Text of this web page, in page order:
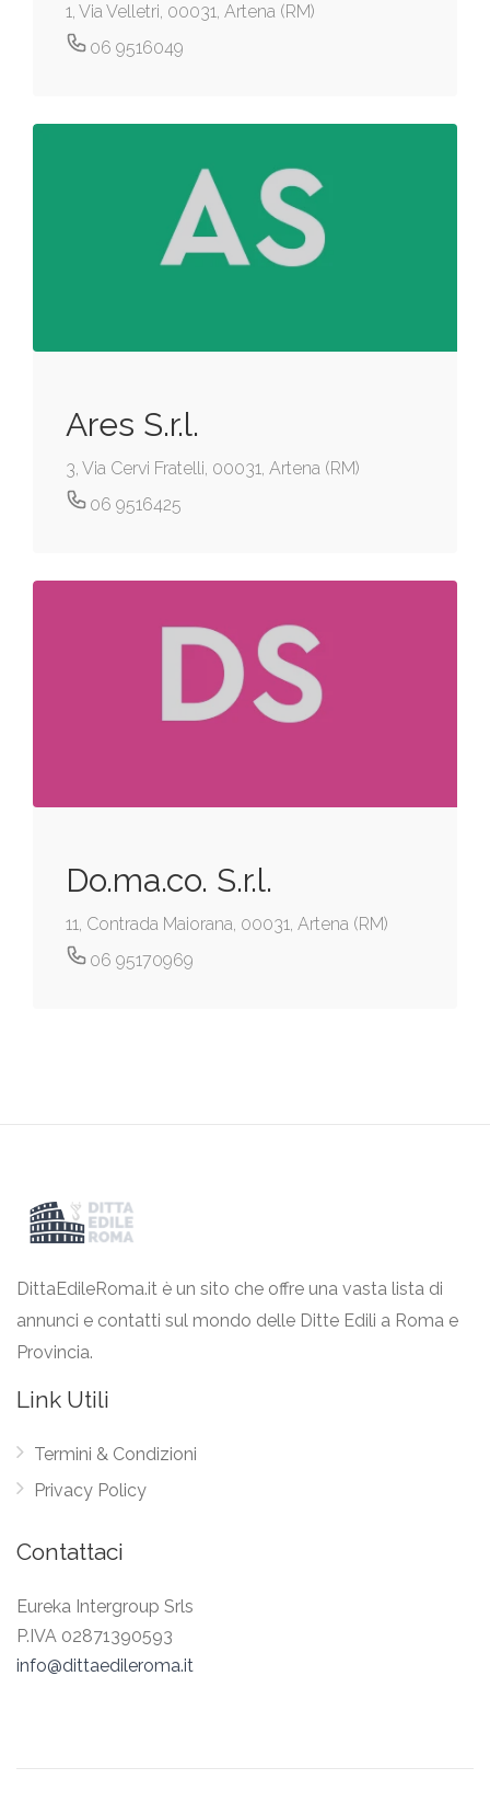
1, Via Velletri, 00031, Artena (RM)
06 9516049
Ares S.r.l.
3, Via Cervi Fratelli, 00031, Artena (RM)
06 9516425
Do.ma.co. S.r.l.
11, Contrada Maiorana, 00031, Artena (RM)
06 95170969
DittaEdileRoma.it è un sito che offre una vasta lista di
annunci e contatti sul mondo delle Ditte Edili a Roma e
Provincia.
Link Utili
Termini & Condizioni
Privacy Policy
Contattaci
Eureka Intergroup Srls
P.IVA 02871390593
info@dittaedileroma.it